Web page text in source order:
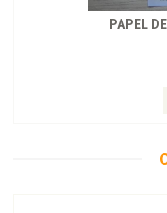
PAPEL